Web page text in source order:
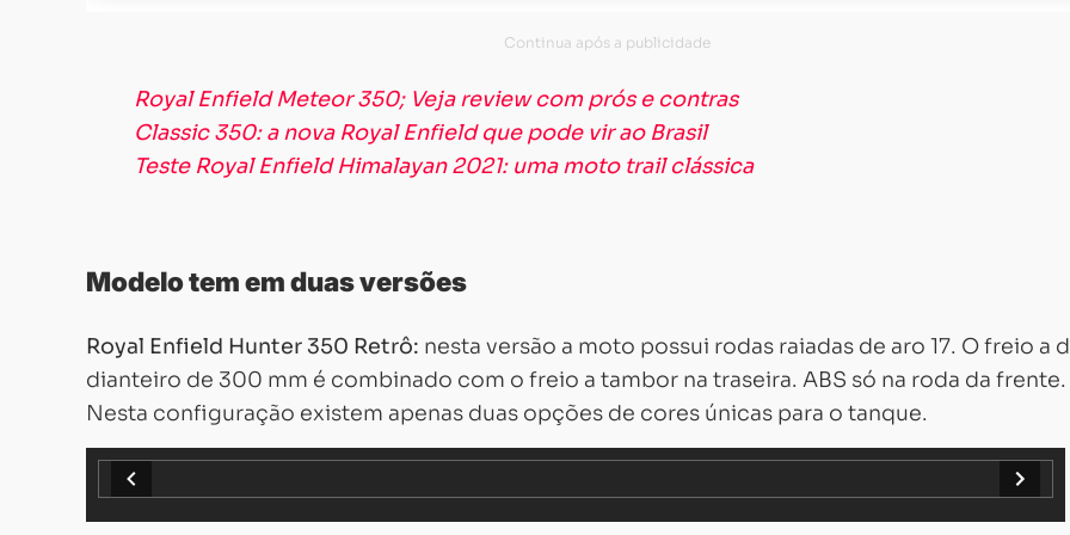
Royal Enfield Meteor 350; Veja review com prós e contras
Classic 350: a nova Royal Enfield que pode vir ao Brasil
Teste Royal Enfield Himalayan 2021: uma moto trail clássica
Modelo tem em duas versões
Royal Enfield Hunter 350 Retrô: nesta versão a moto possui rodas raiadas de aro 17. O freio a
dianteiro de 300 mm é combinado com o freio a tambor na traseira. ABS só na roda da frente.
Nesta configuração existem apenas duas opções de cores únicas para o tanque.